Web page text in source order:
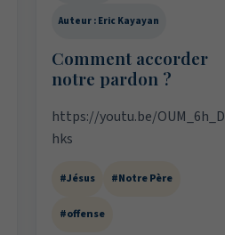
Auteur : Eric Kayayan
Comment accorder
notre pardon ?
https://youtu.be/OUM_6h_D
hks
#Jésus #Notre Père
#offense